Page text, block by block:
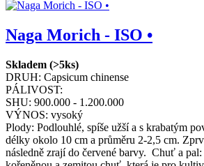
Naga Morich - ISO •
Skladem (>5ks)
DRUH: Capsicum chinense
PÁLIVOST:
SHU: 900.000 - 1.200.000
VÝNOS: vysoký
Plody: Podlouhlé, spíše užší a s krabatým
délky okolo 10 cm a průměru 2-2,5 cm.
následně zrají do červené barvy. Chuť a